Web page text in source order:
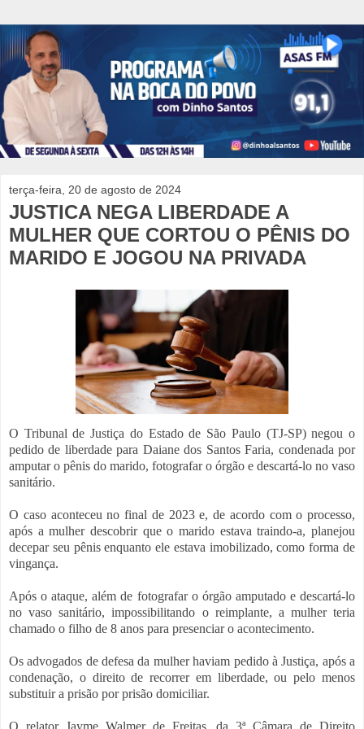
terça-feira, 20 de agosto de 2024
JUSTICA NEGA LIBERDADE A
MULHER QUE CORTOU O PÊNIS DO
MARIDO E JOGOU NA PRIVADA
O Tribunal de Justiça do Estado de São Paulo (TJ-SP) negou o
pedido de liberdade para Daiane dos Santos Faria, condenada por
amputar o pênis do marido, fotografar o órgão e descartá-lo no vaso
sanitário.
O caso aconteceu no final de 2023 e, de acordo com o processo,
após a mulher descobrir que o marido estava traindo-a, planejou
decepar seu pênis enquanto ele estava imobilizado, como forma de
vingança.
Após o ataque, além de fotografar o órgão amputado e descartá-lo
no vaso sanitário, impossibilitando o reimplante, a mulher teria
chamado o filho de 8 anos para presenciar o acontecimento.
Os advogados de defesa da mulher haviam pedido à Justiça, após a
condenação, o direito de recorrer em liberdade, ou pelo menos
substituir a prisão por prisão domiciliar.
O relator Jayme Walmer de Freitas, da 3ª Câmara de Direito